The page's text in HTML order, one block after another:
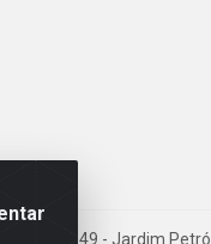
7049 - Jardim